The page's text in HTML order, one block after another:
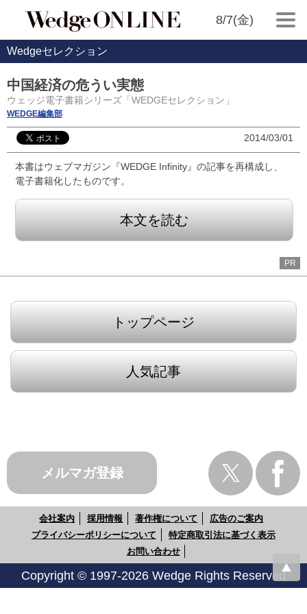
8/7(金)
Wedgeセレクション
中国経済の危うい実態
ウェッジ電子書籍シリーズ「WEDGEセレクション」
WEDGE編集部
2014/03/01
本書はウェブマガジン『WEDGE Infinity』の記事を再構成し、
電子書籍化したものです。
本文を読む
PR
トップページ
人気記事
メルマガ登録
会社案内 採用情報 著作権について
広告のご案内
プライバシーポリシーについて
特定商取引法に基づく表示
お問い合わせ
Copyright © 1997-2026 Wedge Rights Reserved